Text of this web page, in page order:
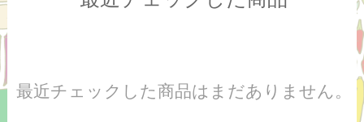
最近チェックした商品はまだありません。